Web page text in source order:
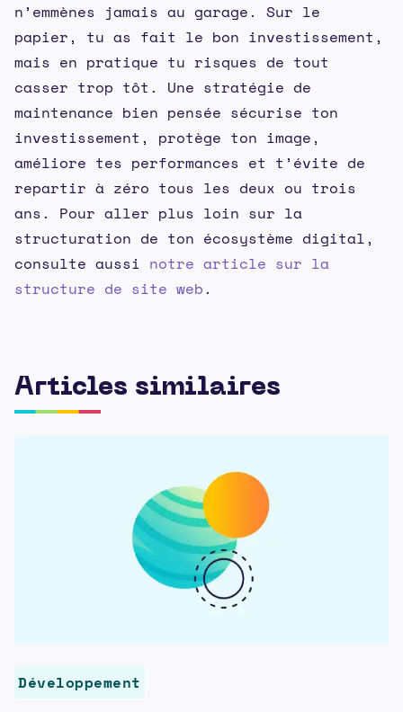
n’emmènes jamais au garage. Sur le
papier, tu as fait le bon investissement,
mais en pratique tu risques de tout
casser trop tôt. Une stratégie de
maintenance bien pensée sécurise ton
investissement, protège ton image,
améliore tes performances et t’évite de
repartir à zéro tous les deux ou trois
ans. Pour aller plus loin sur la
structuration de ton écosystème digital,
consulte aussi notre article sur la
structure de site web.
Articles similaires
Développement